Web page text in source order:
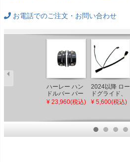
お電話でのご注文・お問い合わせ
ハーレー ハン
ドルバー パー
チクランプ ブ
ルガレージモ
¥ 23,960(税込)
2024以降 ロー
ドグライド、
ストリートグ
シグナル アク
セサリーアダ
¥ 5,600(税込)